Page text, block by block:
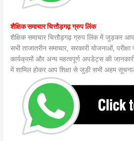
शैक्षिक समाचार चित्तौड़गढ़ ग्रुप लिंक
शैक्षिक समाचार चित्तौड़गढ़ ग्रुप लिंक में जुड़कर आप
सभी ताजातरीन समाचार, सरकारी योजनाओं, परीक्षा
कार्यक्रमों और अन्य महत्वपूर्ण अपडेट्स की
में शामिल होकर आप शिक्षा से जुड़ी सभी अहम